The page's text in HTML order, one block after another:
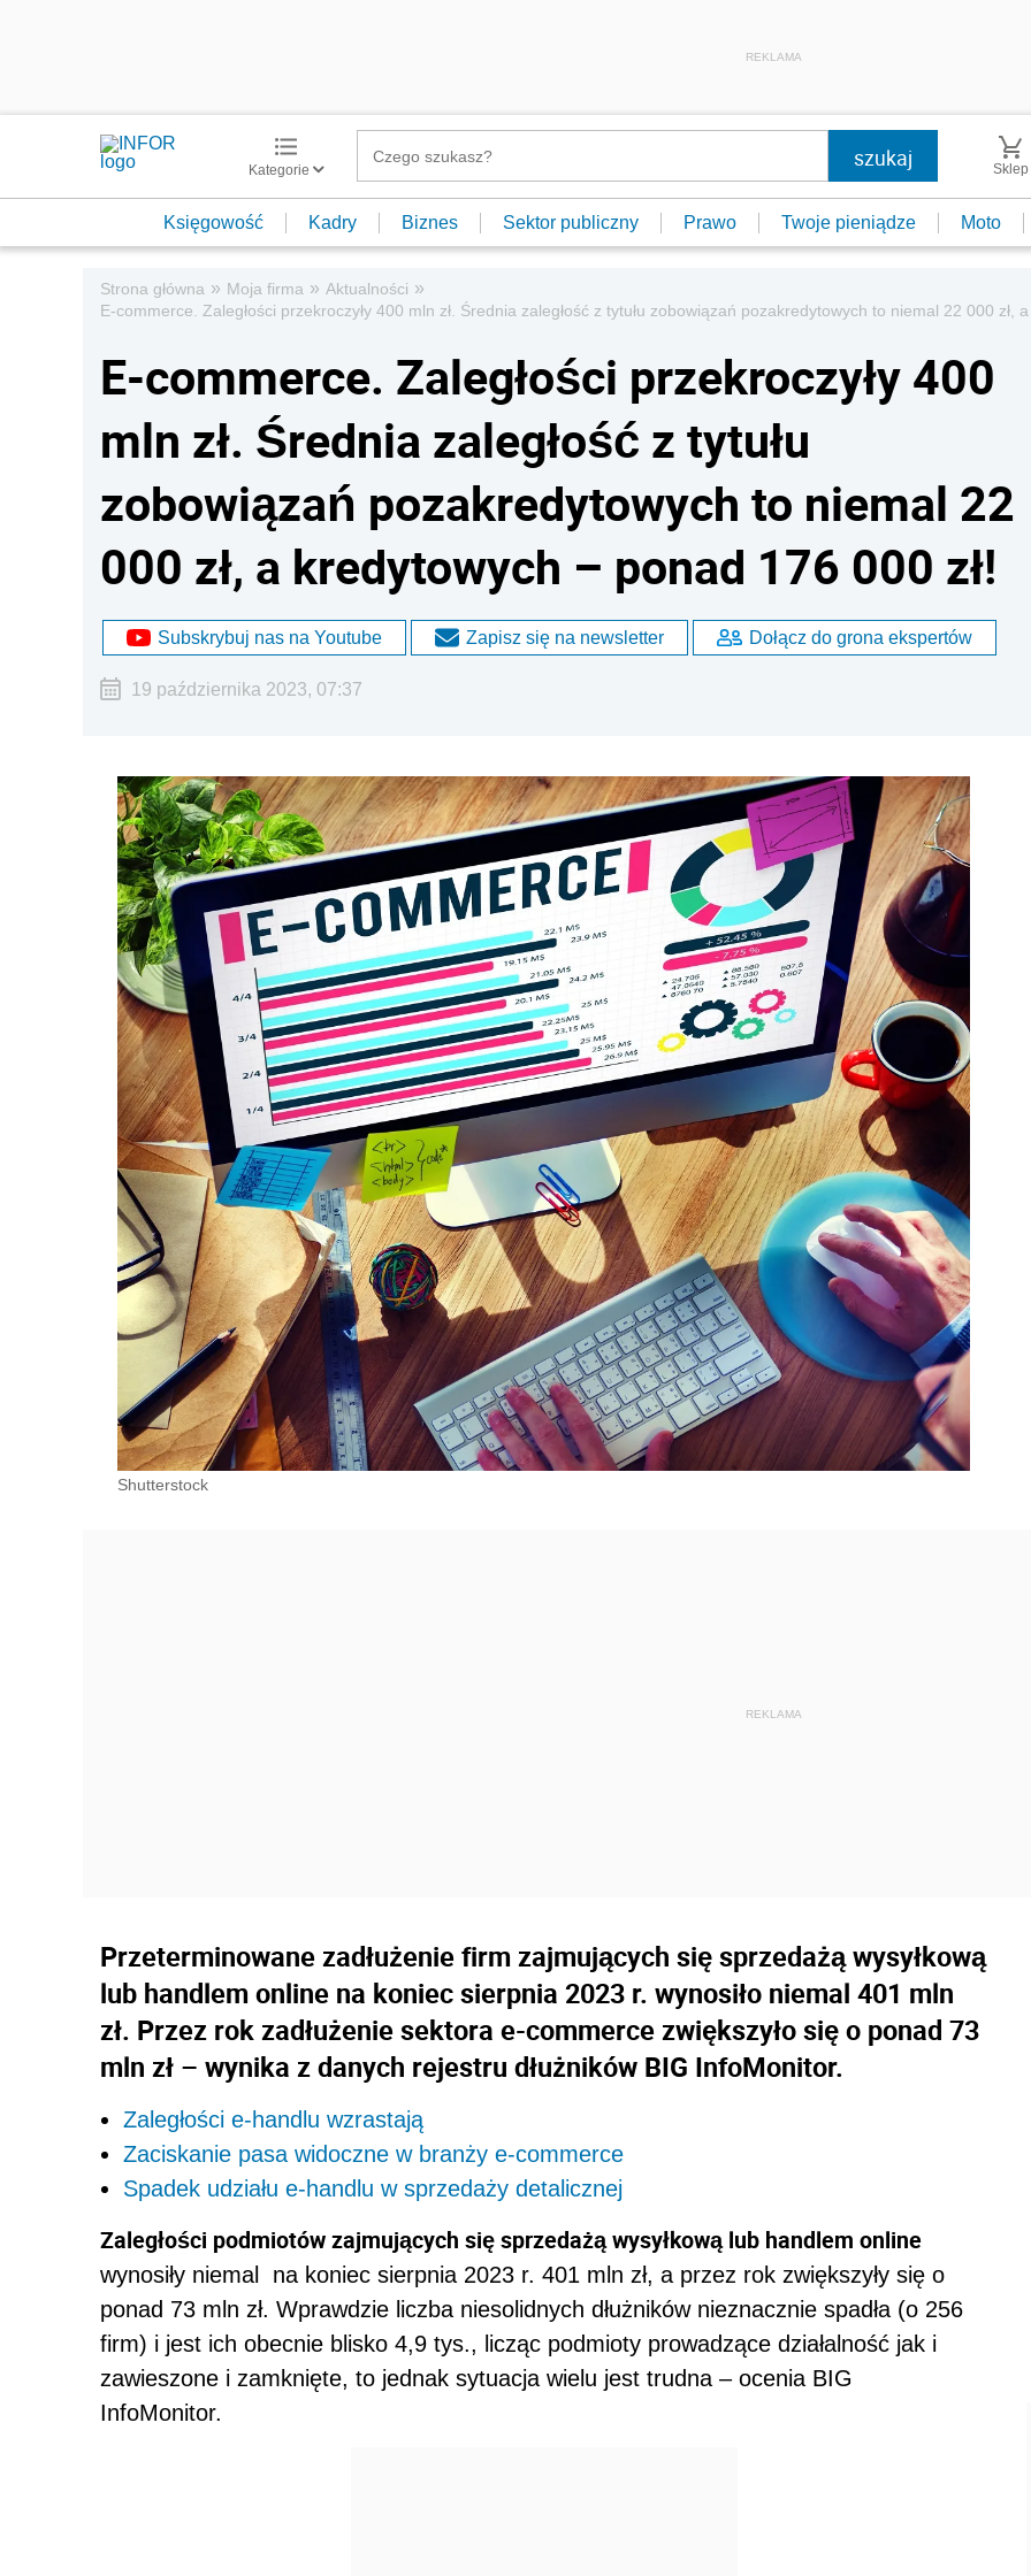
REKLAMA
Kategorie Sklep
Księgowość Kadry Biznes Sektor publiczny Prawo Twoje pieniądze Moto
Strona główna » Moja firma » Aktualności »
E-commerce. Zaległości przekroczyły 400 mln zł. Średnia zaległość z tytułu zobowiązań pozakredytowych to niemal 22 000 zł,
E-commerce. Zaległości przekroczyły 400
mln zł. Średnia zaległość z tytułu
zobowiązań pozakredytowych to niemal 22
000 zł, a kredytowych – ponad 176 000 zł!
Subskrybuj nas na Youtube Zapisz się na newsletter Dołącz do grona ekspertów
19 października 2023, 07:37
Shutterstock
Przeterminowane zadłużenie firm zajmujących się sprzedażą wysyłkową
lub handlem online na koniec sierpnia 2023 r. wynosiło niemal 401 mln
zł. Przez rok zadłużenie sektora e-commerce zwiększyło się o ponad 73
mln zł – wynika z danych rejestru dłużników BIG InfoMonitor.
Zaległości e-handlu wzrastają
Zaciskanie pasa widoczne w branży e-commerce
Spadek udziału e-handlu w sprzedaży detalicznej
Zaległości podmiotów zajmujących się sprzedażą wysyłkową lub handlem online
wynosiły niemal
na koniec sierpnia 2023 r. 401 mln zł, a przez rok zwiększyły się o
ponad 73 mln zł. Wprawdzie liczba niesolidnych dłużników nieznacznie spadła (o 256
firm) i jest ich obecnie blisko 4,9 tys., licząc podmioty prowadzące działalność jak i
zawieszone i zamknięte, to jednak sytuacja wielu jest trudna – ocenia BIG
InfoMonitor.